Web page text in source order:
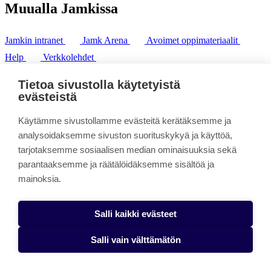
Muualla Jamkissa
Jamkin intranet Jamk Arena
Avoimet oppimateriaalit
Help
Verkkolehdet
puh. +358 20 743 8100
fax. +358 14 449 9694
Tietoa sivustolla käytetyistä
evästeistä
Käytämme sivustollamme evästeitä kerätäksemme ja
analysoidaksemme sivuston suorituskykyä ja käyttöä,
tarjotaksemme sosiaalisen median ominaisuuksia sekä
parantaaksemme ja räätälöidäksemme sisältöä ja
mainoksia.
Salli kaikki evästeet
Salli vain välttämätön